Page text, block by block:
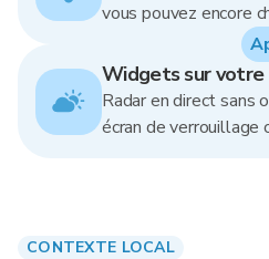
vous pouvez encore
Widgets sur votre
Radar en direct sans
écran de verrouillage
CONTEXTE LOCAL